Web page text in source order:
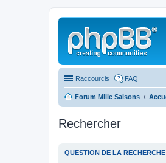
Raccourcis FAQ
Forum Mille Saisons
Rechercher
QUESTION DE LA RECHERCHE